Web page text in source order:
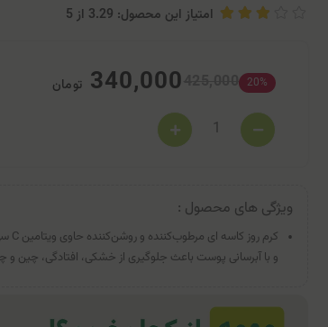
امتیاز این محصول: 3.29 از 5
20%
340,000 تومان
ویژگی های محصول :
و با آبرسانی پوست باعث جلوگیری از خشکی، افتادگی،